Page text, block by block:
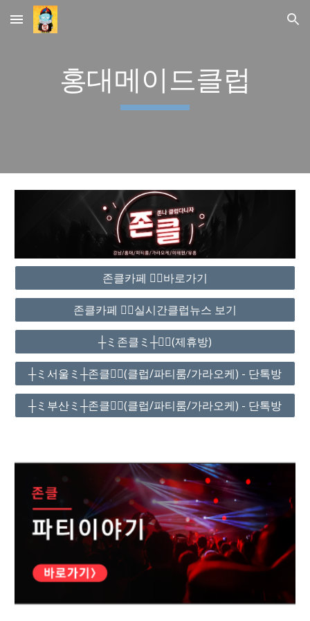
Skip to main content Skip to navigation
홍대메이드클럽
존클카페 ❤️‍🔥바로가기
존클카페 ❤️‍🔥실시간클럽뉴스 보기
┼ミ존클ミ┼❤️‍🔥(제휴방)
┼ミ서울ミ┼존클❤️‍🔥(클럽/파티룸/가라오케) - 단톡방
┼ミ부산ミ┼존클❤️‍🔥(클럽/파티룸/가라오케) - 단톡방